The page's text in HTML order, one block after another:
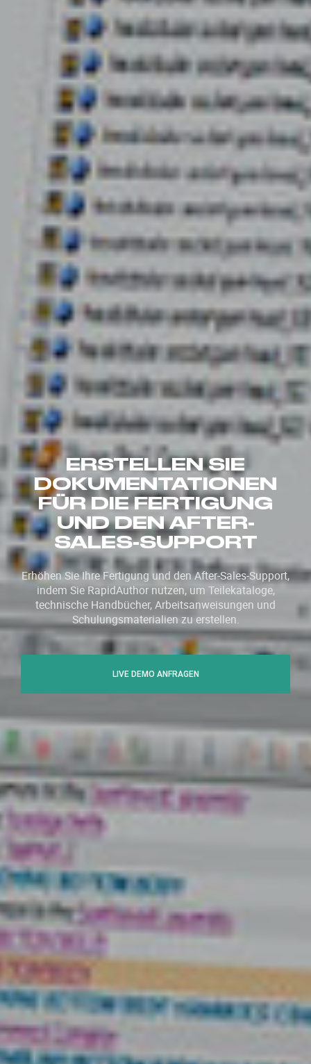
ERSTELLEN SIE
DOKUMENTATIONEN
FÜR DIE FERTIGUNG
UND DEN AFTER-
SALES-SUPPORT
Erhöhen Sie Ihre Fertigung und den After-Sales-Support,
indem Sie RapidAuthor nutzen, um Teilekataloge,
technische Handbücher, Arbeitsanweisungen und
Schulungsmaterialien zu erstellen.
LIVE DEMO ANFRAGEN